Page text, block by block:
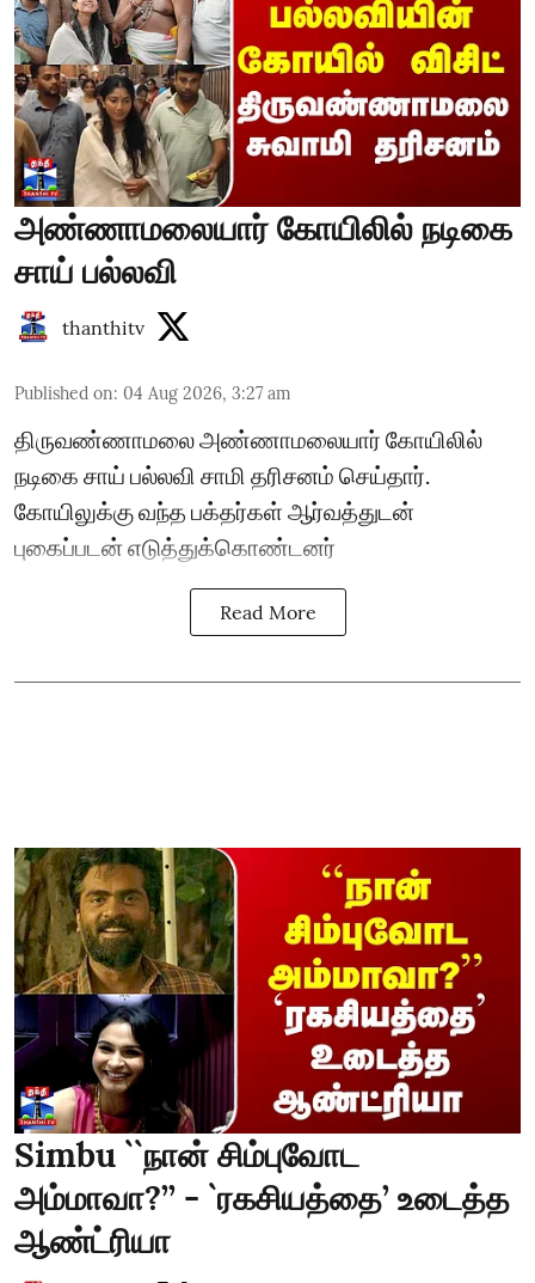
அண்ணாமலையார் கோயிலில் நடிகை
சாய் பல்லவி
thanthitv
Published on: 04 Aug 2026, 3:27 am
திருவண்ணாமலை அண்ணாமலையார் கோயிலில்
நடிகை சாய் பல்லவி சாமி தரிசனம் செய்தார்.
கோயிலுக்கு வந்த பக்தர்கள் ஆர்வத்துடன்
புகைப்படன் எடுத்துக்கொண்டனர்
Read More
Simbu ``நான் சிம்புவோட
அம்மாவா?’’ - `ரகசியத்தை’ உடைத்த
ஆண்ட்ரியா